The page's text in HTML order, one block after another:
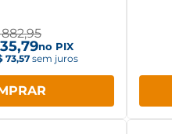
882,95
,79no PIX
73,57 sem juros